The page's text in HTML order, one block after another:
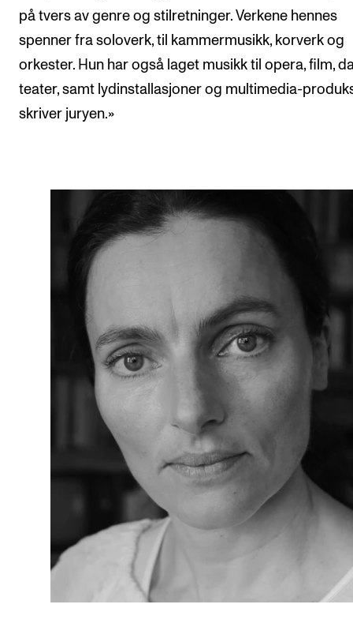
på tvers av genre og stilretninger. Verkene hennes
spenner fra soloverk, til kammermusikk, korverk og
orkester. Hun har også laget musikk til opera, film,
teater, samt lydinstallasjoner og multimedia-
skriver juryen.»